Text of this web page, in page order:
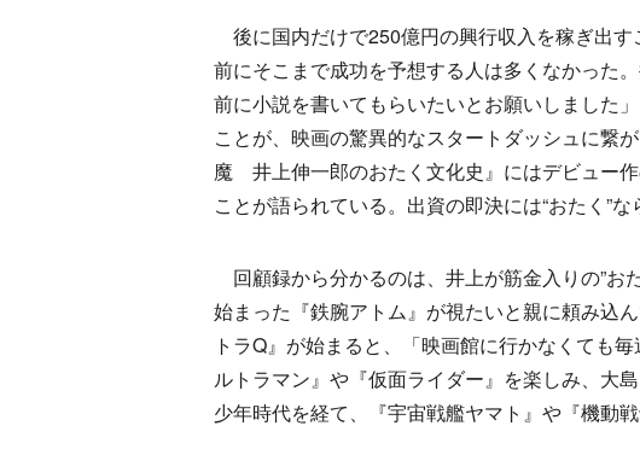
後に国内だけで250億円の興行収入を稼ぎ出
前にそこまで成功を予想する人は多くなかった
前に小説を書いてもらいたいとお願いしました
ことが、映画の驚異的なスタートダッシュに繋
魔 井上伸一郎のおたく文化史』にはデビュー
ことが語られている。出資の即決には“おたく”
回顧録から分かるのは、井上が筋金入りの”お
始まった『鉄腕アトム』が視たいと親に頼み込
トラQ』が始まると、「映画館に行かなくても
ルトラマン』や『仮面ライダー』を楽しみ、大
少年時代を経て、『宇宙戦艦ヤマト』や『機動